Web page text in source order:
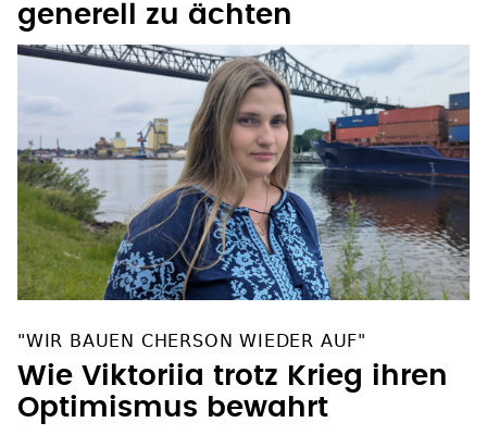
generell zu ächten
"WIR BAUEN CHERSON WIEDER AUF"
Wie Viktoriia trotz Krieg ihren
Optimismus bewahrt